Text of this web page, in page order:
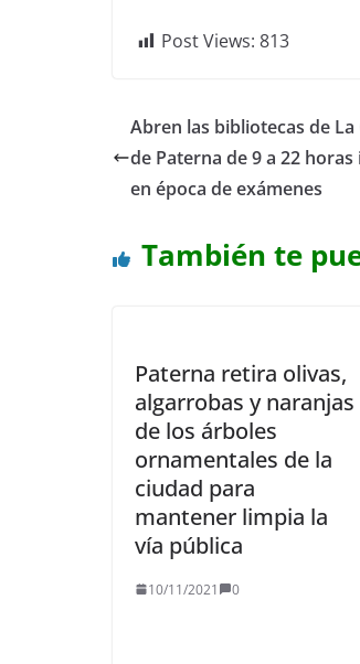
Post Views: 813
Abren las bibliotecas de La
de Paterna de 9 a 22
en época de exámenes
También te
Paterna retira olivas,
algarrobas y naranjas
de los árboles
ornamentales de la
ciudad para
mantener limpia la
vía pública
10/11/2021 0